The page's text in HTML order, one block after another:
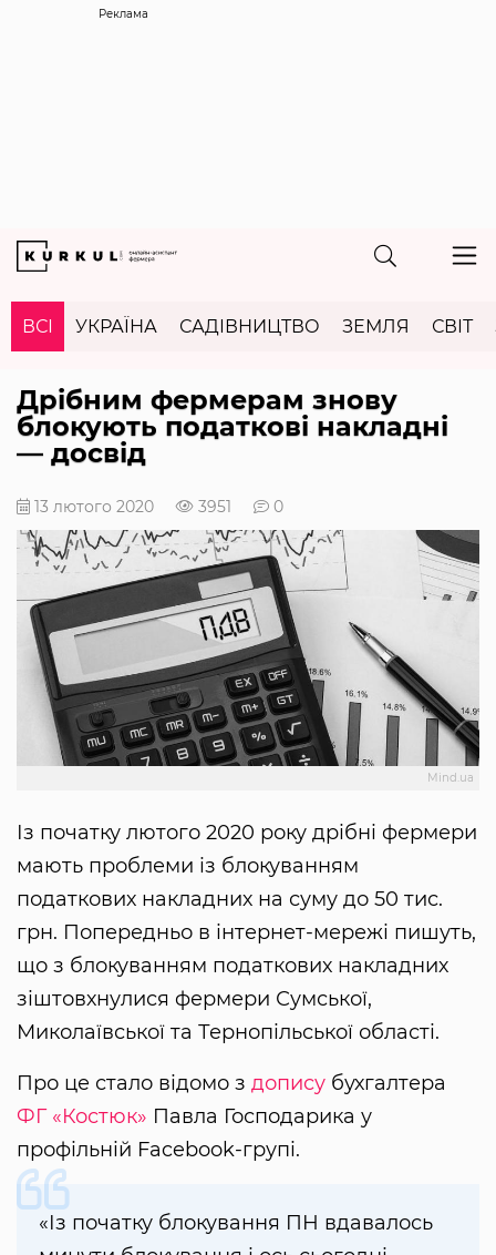
Реклама
ВСІ УКРАЇНА САДІВНИЦТВО ЗЕМЛЯ СВІТ
Дрібним фермерам знову
блокують податкові накладні
— досвід
13 лютого 2020 3951 0
Mind.ua
Із початку лютого 2020 року дрібні фермери
мають проблеми із блокуванням
податкових накладних на суму до 50 тис.
грн. Попередньо в інтернет-мережі пишуть,
що з блокуванням податкових накладних
зіштовхнулися фермери Сумської,
Миколаївської та Тернопільської області.
Про це стало відомо з допису бухгалтера
ФГ «Костюк» Павла Господарика у
профільній Facebook-групі.
«Із початку блокування ПН вдавалось